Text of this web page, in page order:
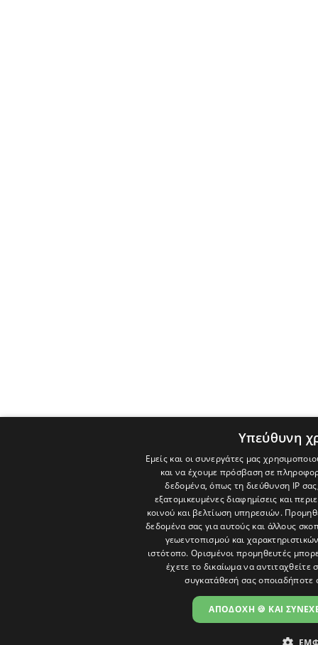
Υπεύθυνη
Εμείς και οι συνεργάτες μας
και να έχουμε πρόσβαση σε
δεδομένα, όπως τη διεύθυνση IP
εξατομικευμένες διαφημίσεις και
κοινού και βελτίωση υπηρεσιών.
δεδομένα σας για αυτούς και άλλους
γεωεντοπισμού και
ιστότοπο. Ορισμένοι προμηθευτές
έχετε το δικαίωμα να αντιταχθείτε
συγκατάθεσή σας οποιαδήποτε
ΑΠΟΔΟΧΗ 🍪 ΚΑΙ